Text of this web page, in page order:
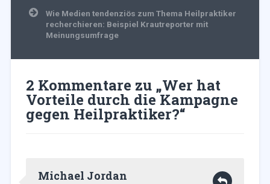
Wie Medien tendenziös zum Thema Heilpraktiker
recherchieren: Beispiel Krautreporter mit
Meinungsumfrage
2 Kommentare zu „Wer hat
Vorteile durch die Kampagne
gegen Heilpraktiker?“
Michael Jordan